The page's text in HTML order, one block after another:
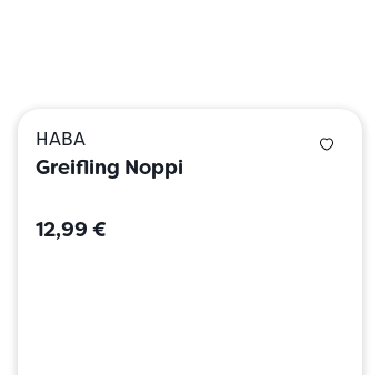
HABA
Greifling Noppi
12,99 €